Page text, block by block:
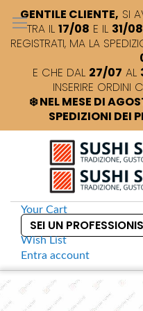
GENTILE CLIENTE, SI
TRA IL 17/08 E IL 31/08
REGISTRATI, MA LA
E CHE DAL 27/07 AL
INSERIRE ORDINI
❄️ NEL MESE DI
SPEDIZIONI DEI
Your Cart
SEI UN
Wish List
Entra account
S
Home Marukin Usukuchi
S
k